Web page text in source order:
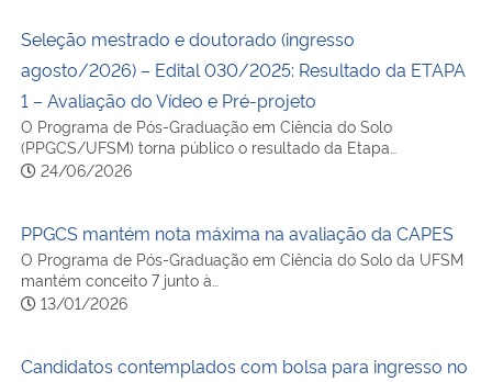
Seleção mestrado e doutorado (ingresso
agosto/2026) – Edital 030/2025: Resultado da ETAPA
1 – Avaliação do Vídeo e Pré-projeto
O Programa de Pós-Graduação em Ciência do Solo
(PPGCS/UFSM) torna público o resultado da Etapa…
24/06/2026
PPGCS mantém nota máxima na avaliação da CAPES
O Programa de Pós-Graduação em Ciência do Solo da UFSM
mantém conceito 7 junto à…
13/01/2026
Candidatos contemplados com bolsa para ingresso no